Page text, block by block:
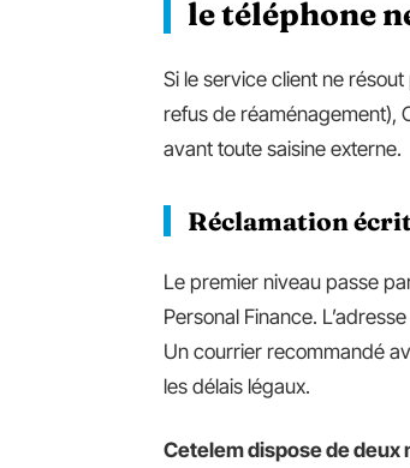
le téléphone
Si le service client ne
refus de réaménagement),
avant toute saisine externe.
Réclamation
Le premier niveau passe
Personal Finance.
Un courrier recommandé
les délais légaux.
Cetelem dispose de deux